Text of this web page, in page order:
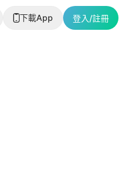
下載App 登入/註冊